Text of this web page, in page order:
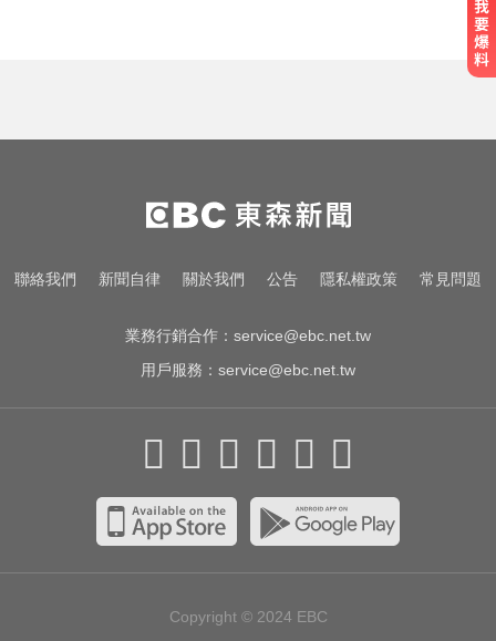
聯絡我們 新聞自律 關於我們 公告 隱私權政策 常見問題
業務行銷合作： service@ebc.net.tw
用戶服務： service@ebc.net.tw
Copyright © 2024 EBC